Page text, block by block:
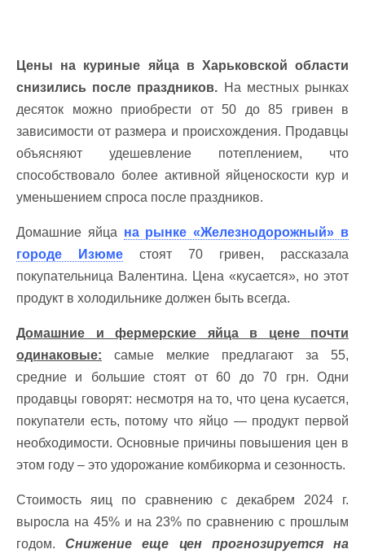
Цены на куриные яйца в Харьковской области
снизились после праздников. На местных рынках
десяток можно приобрести от 50 до 85 гривен в
зависимости от размера и происхождения. Продавцы
объясняют удешевление потеплением, что
способствовало более активной яйценоскости кур и
уменьшением спроса после праздников.
Домашние яйца на рынке «Железнодорожный» в
городе Изюме стоят 70 гривен, рассказала
покупательница Валентина. Цена «кусается», но этот
продукт в холодильнике должен быть всегда.
Домашние и фермерские яйца в цене почти
одинаковые: самые мелкие предлагают за 55,
средние и большие стоят от 60 до 70 грн. Одни
продавцы говорят: несмотря на то, что цена кусается,
покупатели есть, потому что яйцо — продукт первой
необходимости. Основные причины повышения цен в
этом году – это удорожание комбикорма и сезонность.
Стоимость яиц по сравнению с декабрем 2024 г.
выросла на 45% и на 23% по сравнению с прошлым
годом.Снижение еще цен прогнозируется на